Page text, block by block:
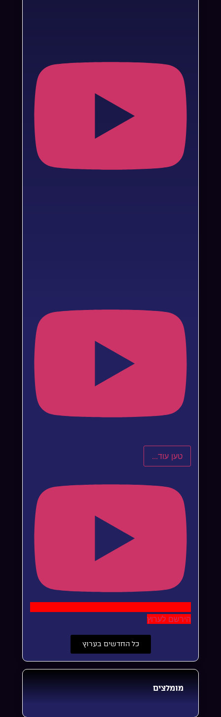
טען עוד...
הירשם לערוץ
כל החדשים בערוץ
מומלצים